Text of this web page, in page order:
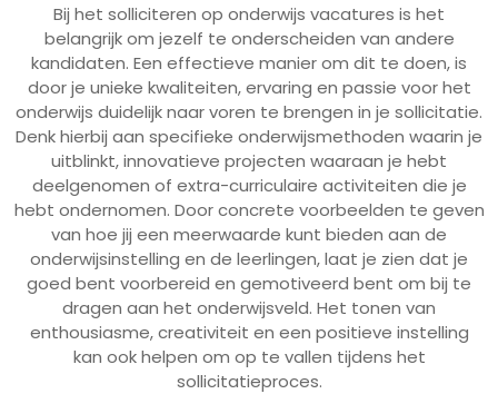
Bij het solliciteren op onderwijs vacatures is het
belangrijk om jezelf te onderscheiden van andere
kandidaten. Een effectieve manier om dit te doen, is
door je unieke kwaliteiten, ervaring en passie voor het
onderwijs duidelijk naar voren te brengen in je sollicitatie.
Denk hierbij aan specifieke onderwijsmethoden waarin je
uitblinkt, innovatieve projecten waaraan je hebt
deelgenomen of extra-curriculaire activiteiten die je
hebt ondernomen. Door concrete voorbeelden te geven
van hoe jij een meerwaarde kunt bieden aan de
onderwijsinstelling en de leerlingen, laat je zien dat je
goed bent voorbereid en gemotiveerd bent om bij te
dragen aan het onderwijsveld. Het tonen van
enthousiasme, creativiteit en een positieve instelling
kan ook helpen om op te vallen tijdens het
sollicitatieproces.